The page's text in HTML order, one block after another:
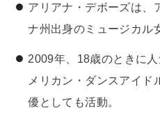
アリアナ・デボーズは、
ナ州出身のミュージカル
2009年、18歳のときに
メリカン・ダンスアイド
優としても活動。